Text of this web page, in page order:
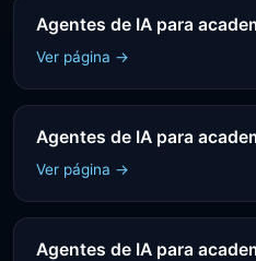
Agentes de IA para
Ver página →
Agentes de IA para
Ver página →
Agentes de IA para